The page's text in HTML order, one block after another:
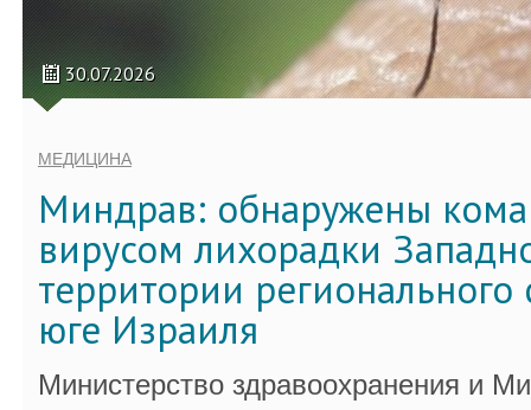
30.07.2026
МЕДИЦИНА
Миндрав: обнаружены
вирусом лихорадки
территории регионального
юге Израиля
Министерство здравоохранения и